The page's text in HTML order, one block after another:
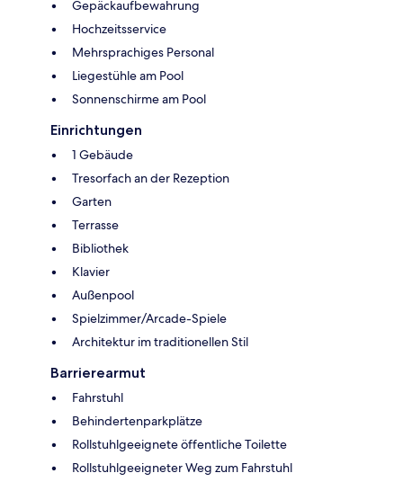
Gepäckaufbewahrung
Hochzeitsservice
Mehrsprachiges Personal
Liegestühle am Pool
Sonnenschirme am Pool
Einrichtungen
1 Gebäude
Tresorfach an der Rezeption
Garten
Terrasse
Bibliothek
Klavier
Außenpool
Spielzimmer/Arcade-Spiele
Architektur im traditionellen Stil
Barrierearmut
Fahrstuhl
Behindertenparkplätze
Rollstuhlgeeignete öffentliche Toilette
Rollstuhlgeeigneter Weg zum Fahrstuhl